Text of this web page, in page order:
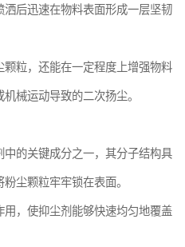
后迅速在物料表面形成一层坚韧
粒，还能在一定程度上增强物料
械运动导致的二次扬尘。
的关键成分之一，其分子结构具
尘颗粒牢牢锁在表面。
，使抑尘剂能够快速均匀地覆盖